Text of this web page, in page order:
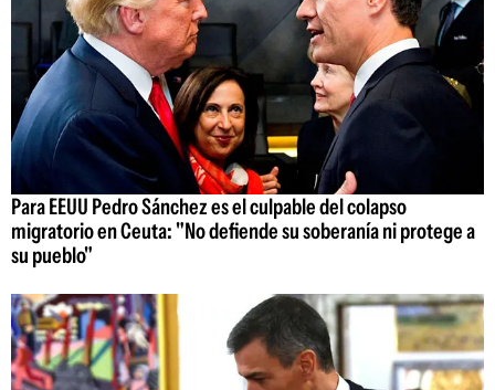
Para EEUU Pedro Sánchez es el culpable del colapso
migratorio en Ceuta: "No defiende su soberanía ni protege a
su pueblo"